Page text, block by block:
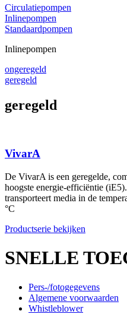
Circulatiepompen
Inlinepompen
Standaardpompen
Inlinepompen
ongeregeld
geregeld
geregeld
VivarA
De VivarA is een geregelde,
hoogste energie-efficiëntie
transporteert media in de
°C
Productserie bekijken
SNELLE
Pers-/fotogegevens
Algemene voorwaarden
Whistleblower